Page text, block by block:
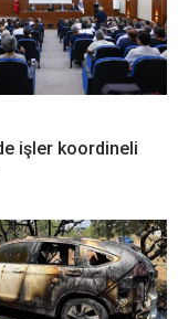
işler koordineli